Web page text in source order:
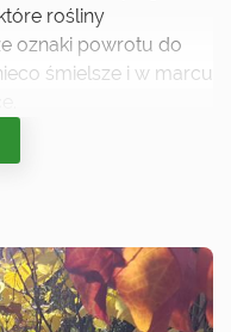
rośliny
oznaki powrotu do
śmielsze i w marcu